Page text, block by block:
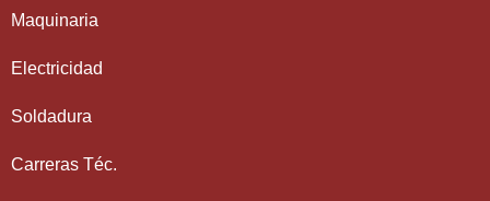
Maquinaria
Electricidad
Soldadura
Carreras Téc.